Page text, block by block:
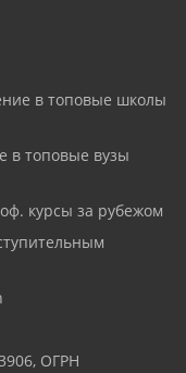
в топовые школы
в топовые вузы
курсы за рубежом
ОГРН